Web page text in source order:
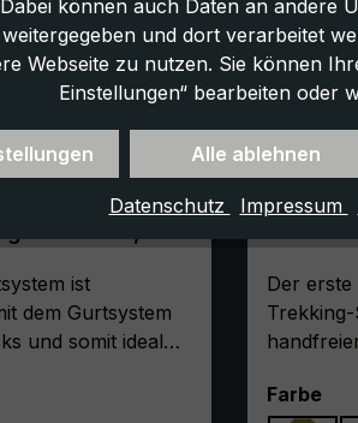
ist
dem Gurtsystem
und somit ideal
Kinderwagen, für
Der
Hände
Farbe
können auch Daten an andere
und dort verarbeitet
Webseite zu nutzen. Sie können
Einstellungen“ bearbeiten oder
Alle ablehnen
Datenschutz Impressum